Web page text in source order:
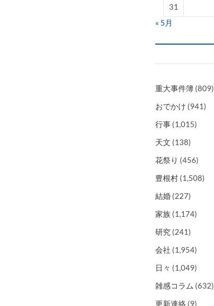
31
« 5月
重大事件簿 (809)
おでかけ (941)
行事 (1,015)
天文 (138)
花祭り (456)
豊根村 (1,508)
結婚 (227)
家族 (1,174)
研究 (241)
会社 (1,954)
日々 (1,049)
雑感コラム (632)
更新連絡 (9)